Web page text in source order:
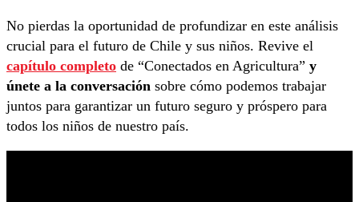
No pierdas la oportunidad de profundizar en este análisis
crucial para el futuro de Chile y sus niños. Revive el
capítulo completo de “Conectados en Agricultura” y
únete a la conversación sobre cómo podemos trabajar
juntos para garantizar un futuro seguro y próspero para
todos los niños de nuestro país.